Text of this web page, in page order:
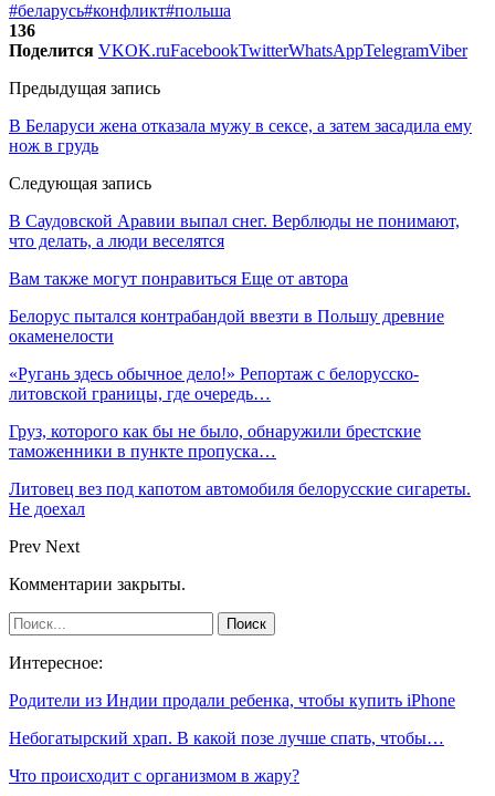
#беларусь#конфликт#польша
136
Поделится VKOK.ruFacebookTwitterWhatsAppTelegramViber
Предыдущая запись
В Беларуси жена отказала мужу в сексе, а затем засадила ему
нож в грудь
Следующая запись
В Саудовской Аравии выпал снег. Верблюды не понимают,
что делать, а люди веселятся
Вам также могут понравиться Еще от автора
Белорус пытался контрабандой ввезти в Польшу древние
окаменелости
«Ругань здесь обычное дело!» Репортаж с белорусско-
литовской границы, где очередь…
Груз, которого как бы не было, обнаружили брестские
таможенники в пункте пропуска…
Литовец вез под капотом автомобиля белорусские сигареты.
Не доехал
Prev Next
Комментарии закрыты.
Интересное:
Родители из Индии продали ребенка, чтобы купить iPhone
Небогатырский храп. В какой позе лучше спать, чтобы…
Что происходит с организмом в жару?